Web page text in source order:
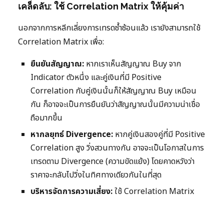
เคล็ดลับ: ใช้ Correlation Matrix ให้คุ้มค่า
นอกจากการหลีกเลี่ยงการเทรดซ้ำซ้อนแล้ว เรายังสามารถใช้
Correlation Matrix เพื่อ:
ยืนยันสัญญาณ: หากเราเห็นสัญญาณ Buy จาก
Indicator ตัวหนึ่ง และคู่เงินที่มี Positive
Correlation กับคู่เงินนั้นก็ให้สัญญาณ Buy เหมือน
กัน ก็อาจจะเป็นการยืนยันว่าสัญญาณนั้นมีความน่าเชื่อ
ถือมากขึ้น
หากลยุทธ์ Divergence: หากคู่เงินสองคู่ที่มี Positive
Correlation สูง วิ่งสวนทางกัน อาจจะเป็นโอกาสในการ
เทรดตาม Divergence (ความขัดแย้ง) โดยคาดหวังว่า
ราคาจะกลับไปวิ่งในทิศทางเดียวกันในที่สุด
บริหารจัดการความเสี่ยง:ใช้ Correlation Matrix